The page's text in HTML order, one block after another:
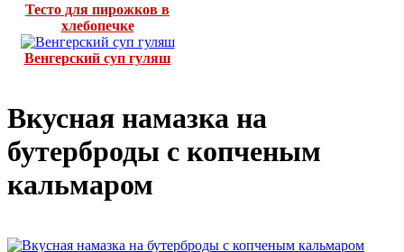
Тесто для пирожков в
хлебопечке
Венгерский суп гуляш
Вкусная намазка на
бутерброды с копченым
кальмаром